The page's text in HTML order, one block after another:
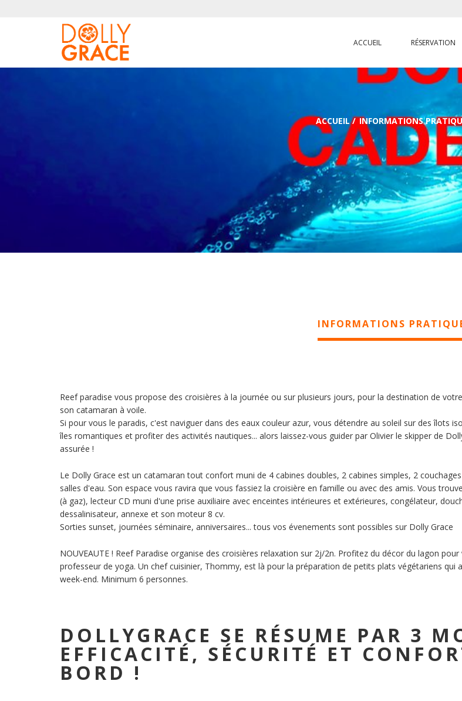
ACCUEIL RÉSERVATION
ACCUEIL/ INFORMATIONS
INFORMATIONS
Reef paradise vous propose des croisières à la journée ou sur plusieurs jours, pour la destination de
son catamaran à voile.
Si pour vous le paradis, c'est naviguer dans des eaux couleur azur, vous détendre au soleil sur des îlots
îles romantiques et profiter des activités nautiques... alors laissez-vous guider par Olivier le skipper de
assurée !
Le Dolly Grace est un catamaran tout confort muni de 4 cabines doubles, 2 cabines simples, 2
salles d'eau. Son espace vous ravira que vous fassiez la croisière en famille ou avec des amis. Vous
(à gaz), lecteur CD muni d'une prise auxiliaire avec enceintes intérieures et extérieures, congélateur,
dessalinisateur, annexe et son moteur 8 cv.
Sorties sunset, journées séminaire, anniversaires... tous vos évenements sont possibles sur Dolly Grace
NOUVEAUTE ! Reef Paradise organise des croisières relaxation sur 2j/2n. Profitez du décor du lagon pour
professeur de yoga. Un chef cuisinier, Thommy, est là pour la préparation de petits plats végétariens qui
week-end. Minimum 6 personnes.
DOLLYGRACE SE RÉSUME PAR 3
EFFICACITÉ, SÉCURITÉ ET
BORD !